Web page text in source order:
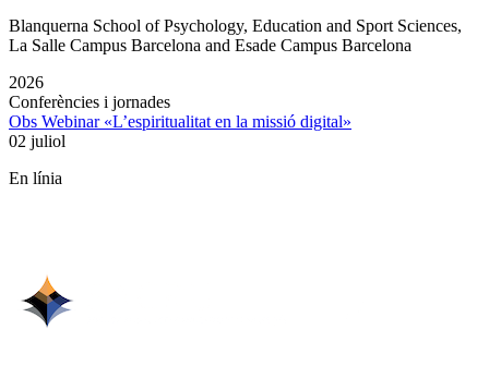
Blanquerna School of Psychology, Education and Sport Sciences,
La Salle Campus Barcelona and Esade Campus Barcelona
2026
Conferències i jornades
Obs Webinar «L’espiritualitat en la missió digital»
02 juliol
En línia